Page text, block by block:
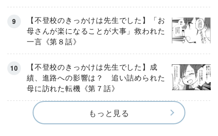
【不登校のきっかけは先生でした】「お
母さんが楽になることが大事」救われた
一言《第８話》
【不登校のきっかけは先生でした】成
績、進路への影響は？ 追い詰められた
母に訪れた転機《第７話》
もっと見る